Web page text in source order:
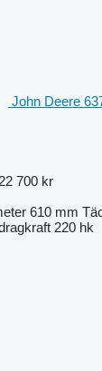
John Deere
700 kr
610 mm
220 hk